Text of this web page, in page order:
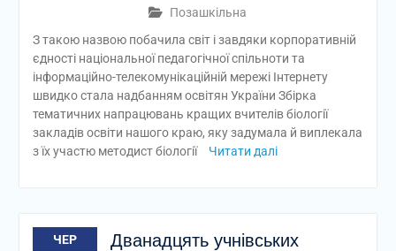
Позашкільна
З такою назвою побачила світ і завдяки корпоративній
єдності національної педагогічної спільноти та
інформаційно-телекомунікаційній мережі Інтернету
швидко стала надбанням освітян України Збірка
тематичних напрацювань кращих вчителів біології
закладів освіти нашого краю, яку задумала й виплекала
з їх участю методист біології
Читати далі
ЧЕР
Дванадцять учнівських